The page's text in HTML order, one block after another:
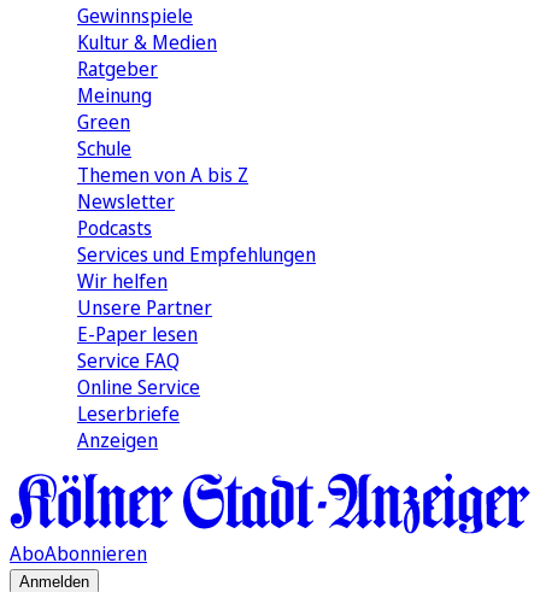
Gewinnspiele
Kultur & Medien
Ratgeber
Meinung
Green
Schule
Themen von A bis Z
Newsletter
Podcasts
Services und Empfehlungen
Wir helfen
Unsere Partner
E-Paper lesen
Service FAQ
Online Service
Leserbriefe
Anzeigen
AboAbonnieren
Anmelden